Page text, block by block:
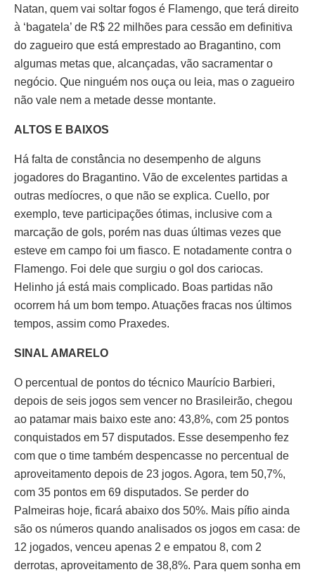
Natan, quem vai soltar fogos é Flamengo, que terá direito
à ‘bagatela’ de R$ 22 milhões para cessão em definitiva
do zagueiro que está emprestado ao Bragantino, com
algumas metas que, alcançadas, vão sacramentar o
negócio. Que ninguém nos ouça ou leia, mas o zagueiro
não vale nem a metade desse montante.
ALTOS E BAIXOS
Há falta de constância no desempenho de alguns
jogadores do Bragantino. Vão de excelentes partidas a
outras medíocres, o que não se explica. Cuello, por
exemplo, teve participações ótimas, inclusive com a
marcação de gols, porém nas duas últimas vezes que
esteve em campo foi um fiasco. E notadamente contra o
Flamengo. Foi dele que surgiu o gol dos cariocas.
Helinho já está mais complicado. Boas partidas não
ocorrem há um bom tempo. Atuações fracas nos últimos
tempos, assim como Praxedes.
SINAL AMARELO
O percentual de pontos do técnico Maurício Barbieri,
depois de seis jogos sem vencer no Brasileirão, chegou
ao patamar mais baixo este ano: 43,8%, com 25 pontos
conquistados em 57 disputados. Esse desempenho fez
com que o time também despencasse no percentual de
aproveitamento depois de 23 jogos. Agora, tem 50,7%,
com 35 pontos em 69 disputados. Se perder do
Palmeiras hoje, ficará abaixo dos 50%. Mais pífio ainda
são os números quando analisados os jogos em casa: de
12 jogados, venceu apenas 2 e empatou 8, com 2
derrotas, aproveitamento de 38,8%. Para quem sonha em